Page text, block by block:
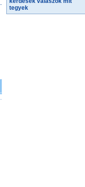
tegyek